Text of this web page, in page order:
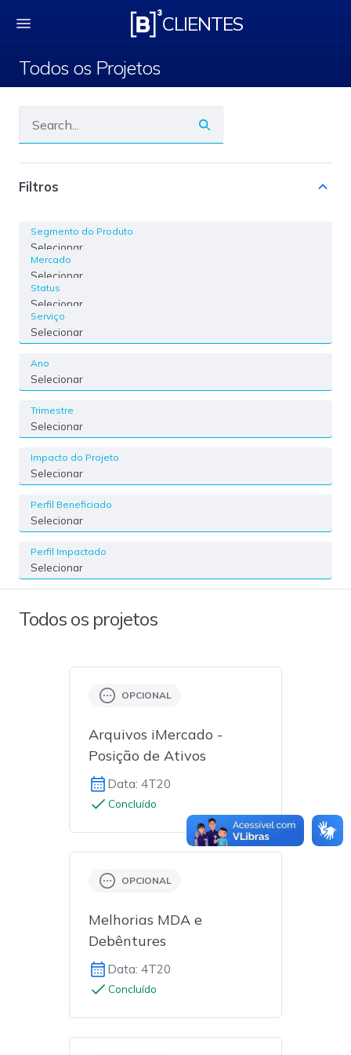
Todos os Projetos
CLIENTES
Todos os Projetos
Filtros
Segmento do Produto
Selecionar
Mercado
Selecionar
Status
Selecionar
Serviço
Selecionar
Ano
Selecionar
Trimestre
Selecionar
Impacto do Projeto
Selecionar
Perfil Beneficiado
Selecionar
Perfil Impactado
Selecionar
Todos os projetos
OPCIONAL
Arquivos iMercado -
Posição de Ativos
Data: 4T20
Concluído
OPCIONAL
Melhorias MDA e
Debêntures
Data: 4T20
Concluído